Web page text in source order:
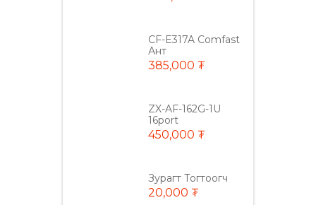
CF-E317A Comfast
Ант
385,000 ₮
ZX-AF-162G-1U
16port
450,000 ₮
Зурагт Тогтоогч
20,000 ₮